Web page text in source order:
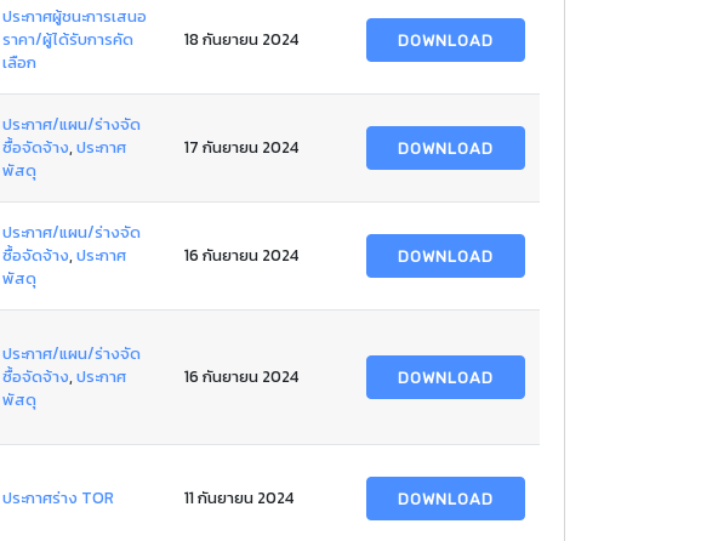
ประกาศผู้ชนะการเสนอ
ราคา/ผู้ได้รับการคัด
เลือก
18 กันยายน 2024 DOWNLOAD
ประกาศ/แผน/ร่างจัด
ซื้อจัดจ้าง,ประกาศ
พัสดุ
17 กันยายน 2024 DOWNLOAD
ประกาศ/แผน/ร่างจัด
ซื้อจัดจ้าง,ประกาศ
พัสดุ
16 กันยายน 2024 DOWNLOAD
ประกาศ/แผน/ร่างจัด
ซื้อจัดจ้าง,ประกาศ
พัสดุ
16 กันยายน 2024 DOWNLOAD
ประกาศร่าง TOR 11 กันยายน 2024 DOWNLOAD